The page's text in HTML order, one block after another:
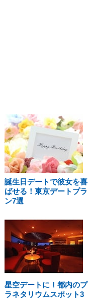
誕生日デートで彼女を喜
ばせる！東京デートプラ
ン7選
星空デートに！都内のプ
ラネタリウムスポット3